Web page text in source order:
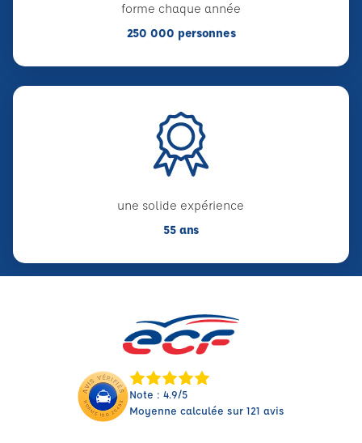
forme chaque année
250 000 personnes
une solide expérience
55 ans
Note : 4.9/5
Moyenne calculée sur 121 avis